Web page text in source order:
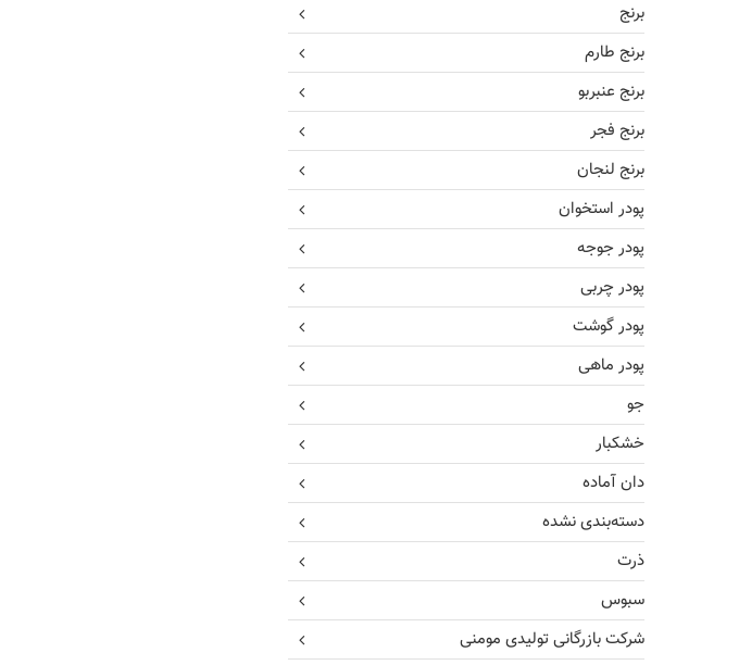
برنج
برنج طارم
برنج عنبربو
برنج فجر
برنج لنجان
پودر استخوان
پودر جوجه
پودر چربی
پودر گوشت
پودر ماهی
جو
خشکبار
دان آماده
دسته‌بندی نشده
ذرت
سبوس
شرکت بازرگانی تولیدی مومنی